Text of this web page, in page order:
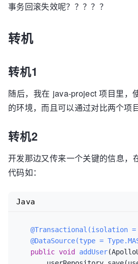
事务回滚失效呢？？？？？
转机
转机1
随后，我在 java-project 项目里，
的环境，而且可以通过对比两个项
转机2
开发那边又传来一个关键的信息，
代码如：
@Transactional(isolation =
@DataSource(type =
public void addUser
Java